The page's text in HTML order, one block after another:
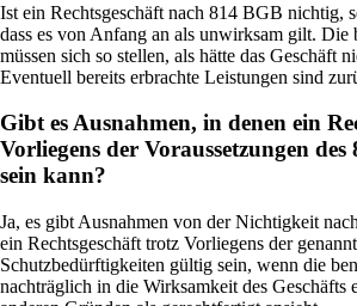
Ist ein Rechtsgeschäft nach 814 BGB nichtig,
dass es von Anfang an als unwirksam gilt. Die
müssen sich so stellen, als hätte das Geschäft
Eventuell bereits erbrachte Leistungen sind
Gibt es Ausnahmen, in denen ein
Vorliegens der Voraussetzungen
sein kann?
Ja, es gibt Ausnahmen von der Nichtigkeit
ein Rechtsgeschäft trotz Vorliegens der
Schutzbedürftigkeiten gültig sein, wenn die
nachträglich in die Wirksamkeit des Geschäfts